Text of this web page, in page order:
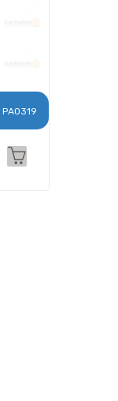
PA0319